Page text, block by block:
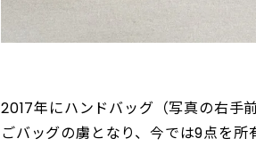
2017年にハンドバッグ（写真の右手
ごバッグの虜となり、今では9点を所